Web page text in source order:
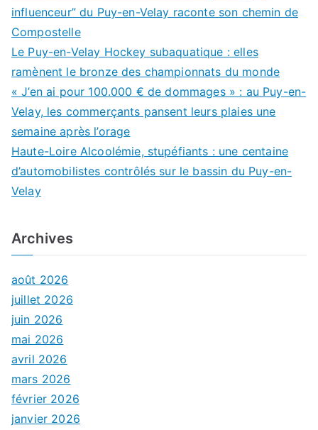
influenceur” du Puy-en-Velay raconte son chemin de
Compostelle
Le Puy-en-Velay Hockey subaquatique : elles
ramènent le bronze des championnats du monde
« J’en ai pour 100.000 € de dommages » : au Puy-en-
Velay, les commerçants pansent leurs plaies une
semaine après l’orage
Haute-Loire Alcoolémie, stupéfiants : une centaine
d’automobilistes contrôlés sur le bassin du Puy-en-
Velay
Archives
août 2026
juillet 2026
juin 2026
mai 2026
avril 2026
mars 2026
février 2026
janvier 2026